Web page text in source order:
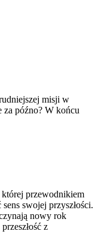
misji w
za późno? W końcu
przewodnikiem
swojej przyszłości.
nowy rok
z